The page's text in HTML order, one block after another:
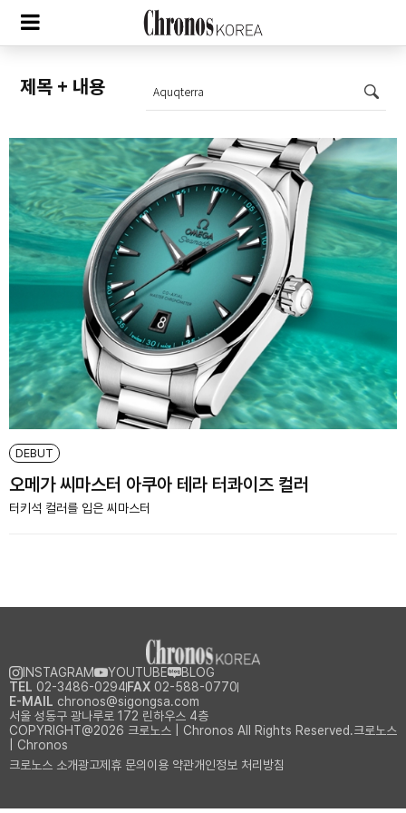
DEBUT
오메가 씨마스터 아쿠아 테라 터콰이즈 컬러
터키석 컬러를 입은 씨마스터
크로노스 소개광고제휴 문의 이용 약관개인정보 처리방침
서울 성동구 광나루로 172 린하우스 4층
COPYRIGHT@2026 크로노스 | Chronos All Rights Reserved.크로노스
| Chronos
INSTAGRAM YOUTUBE
BLOG
TEL 02-3486-0294 FAX 02-588-0770
E-MAIL chronos@sigongsa.com